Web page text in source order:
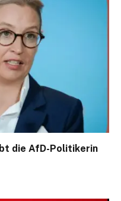
die AfD-Politikerin